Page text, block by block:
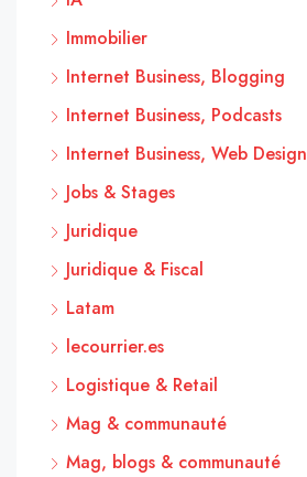
Immobilier
Internet Business, Blogging
Internet Business, Podcasts
Internet Business, Web Design
Jobs & Stages
Juridique
Juridique & Fiscal
Latam
lecourrier.es
Logistique & Retail
Mag & communauté
Mag, blogs & communauté